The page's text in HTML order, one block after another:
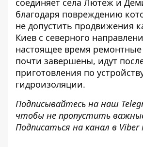
соединяет села Лютеж и
благодаря повреждению
не допустить продвижения
Киев с северного
настоящее время
почти завершены, идут
приготовления по
гидроизоляции.
Подписывайтесь на наш
чтобы не пропустить
Подписаться на канал в